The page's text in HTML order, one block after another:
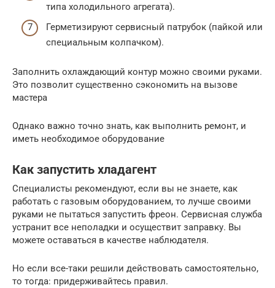
типа холодильного агрегата).
Герметизируют сервисный патрубок (пайкой или
специальным колпачком).
Заполнить охлаждающий контур можно своими руками.
Это позволит существенно сэкономить на вызове
мастера
Однако важно точно знать, как выполнить ремонт, и
иметь необходимое оборудование
Как запустить хладагент
Специалисты рекомендуют, если вы не знаете, как
работать с газовым оборудованием, то лучше своими
руками не пытаться запустить фреон. Сервисная служба
устранит все неполадки и осуществит заправку. Вы
можете оставаться в качестве наблюдателя.
Но если все-таки решили действовать самостоятельно,
то тогда: придерживайтесь правил.